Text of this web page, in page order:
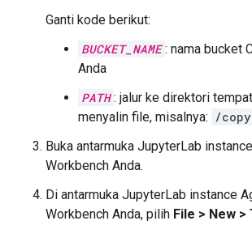
Ganti kode berikut:
BUCKET_NAME : nama bucket
Anda
PATH : jalur ke direktori
menyalin file, misalnya: /
Buka antarmuka JupyterLab
Workbench Anda.
Di antarmuka JupyterLab instance
Workbench Anda, pilih File > New >